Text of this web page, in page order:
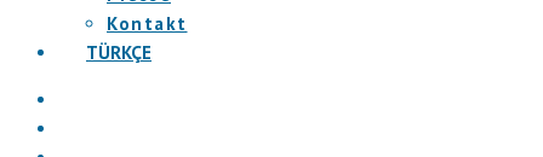
Kontakt
TÜRKÇE